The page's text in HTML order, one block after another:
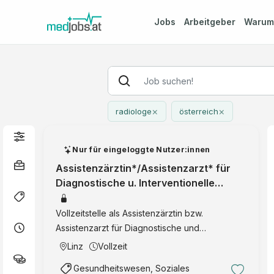
Jobs Arbeitgeber Warum
radiologe× österreich×
Nur für eingeloggte Nutzer:innen
Assistenzärztin*/Assistenzarzt* für
Diagnostische u. Interventionelle
Radiologie
Vollzeitstelle als Assistenzärztin bzw.
Assistenzarzt für Diagnostische und
Interventionelle Radiologie am Ordensklinikum
Angiographie, PET/CT, Ultraschall,
Linz Vollzeit
Gesundheitswesen, Soziales